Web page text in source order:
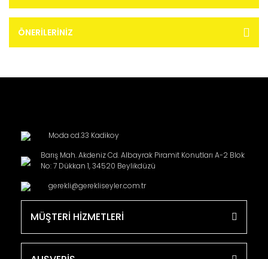
ÖNERILERINIZ
Moda cd.33 Kadikoy
Barış Mah. Akdeniz Cd. Albayrak Piramit Konutları A-2 Blok
No: 7 Dükkan 1, 34520 Beylikdüzü
gerekli@gerekliseyler.com.tr
MÜŞTERİ HİZMETLERİ